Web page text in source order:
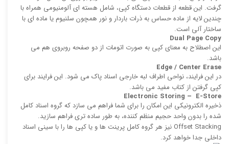
گرفت. این قطعه از قطعات دستگاه کپی، شامل هسته ای آلومنیومی همراه با
چندین لایه از ماده حساس به ذرات باردار و نور همچون سلنیوم یا ماده ای با
ساختار آلی است.
Dual Page Copy
این اصطلاح به معنای کپی به صورت اتومات از دو صفحه روبروی هم می
باشد.
Edge / Center Erase
در این فرایند، نواحی اطراف لبه خارجی اسناد پاک می شود. این فرایند برای
كپی گرفتن از كتاب مفید می باشد.
Electronic Storing – E-Store
ذخیره الكترونیكی این امکان را برای شما فراهم می سازد كه گروه اسناد كامل
‌شده را بدون واحد حجیم منظم‌ كننده، به طور ساده‌ تری فراهم سازید.
Offset Stacking نیز هر گروه كامل پرینت ‌ها و یا كپی‌ ها را با سینی اسناد
داخلی جدا خواهد کرد.